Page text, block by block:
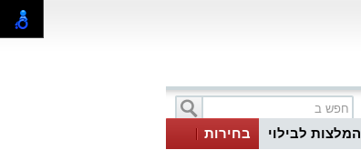
המלצות לבילוי
בחירות